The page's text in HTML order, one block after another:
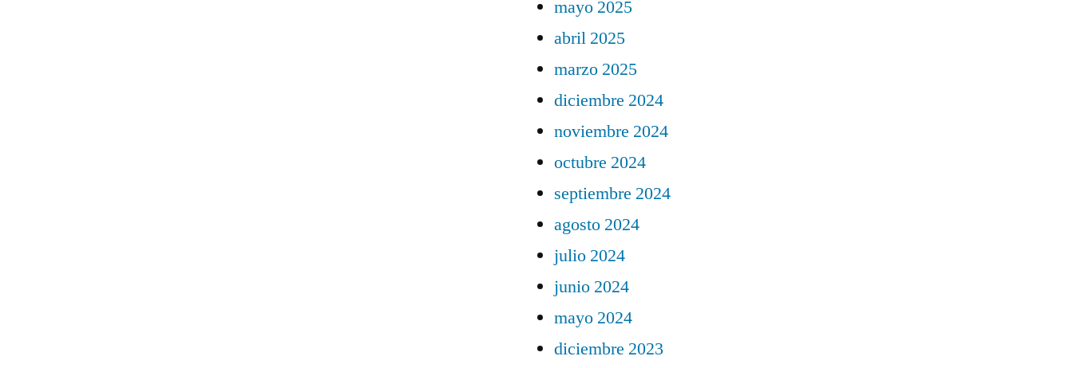
mayo 2025
abril 2025
marzo 2025
diciembre 2024
noviembre 2024
octubre 2024
septiembre 2024
agosto 2024
julio 2024
junio 2024
mayo 2024
diciembre 2023